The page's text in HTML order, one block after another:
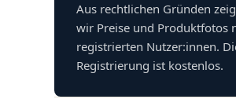
Aus rechtlichen Gründen
wir Preise und Produktfotos
registrierten Nutzer:innen.
Registrierung ist kostenlos.